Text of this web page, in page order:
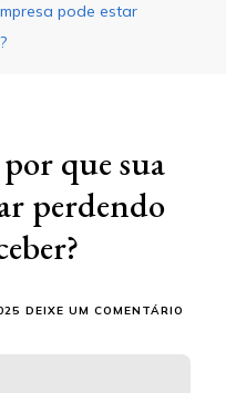
pode estar
que sua
perdendo
DEIXE UM COMENTÁRIO